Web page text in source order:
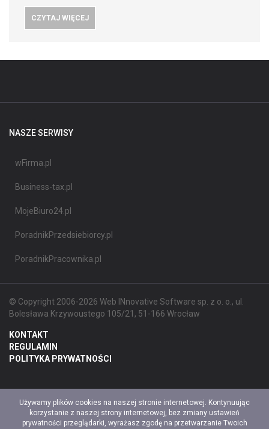
CZYTAJ WIĘCEJ
NASZE SERWISY
wFirma.pl
Business-tax.pl
MojeBiuro24.pl
PoradnikPrzedsiebiorcy.pl
PoradnikPracownika.pl
© Copyright 2006-2026 Web INnovative Software sp. z o. o., ul.
Bolesława Krzywoustego 105/21, 51-166 Wrocław
KONTAKT
REGULAMIN
POLITYKA PRYWATNOŚCI
Używamy plików cookies na naszej stronie internetowej. Kontynuując
korzystanie z naszej strony internetowej, bez zmiany ustawień
prywatności przeglądarki, wyrażasz zgodę na przetwarzanie Twoich